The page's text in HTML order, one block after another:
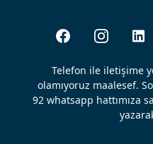
Telefon ile iletişime
olamıyoruz maalesef.
92 whatsapp hattımıza